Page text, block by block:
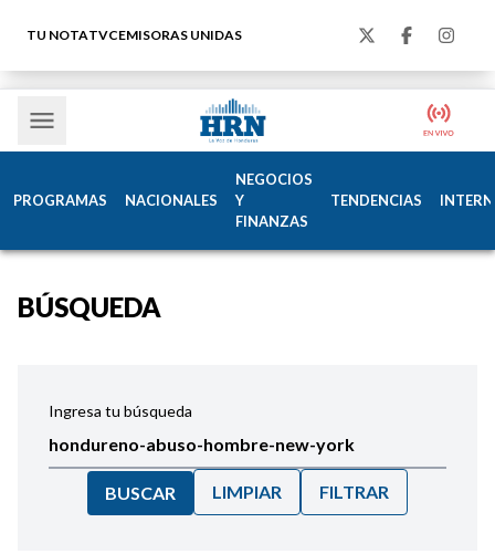
TU NOTATVCEMISORAS UNIDAS
PROGRAMAS NACIONALES
NEGOCIOS
Y
FINANZAS
TENDENCIAS
BÚSQUEDA
Ingresa tu búsqueda
BUSCAR LIMPIAR FILTRAR